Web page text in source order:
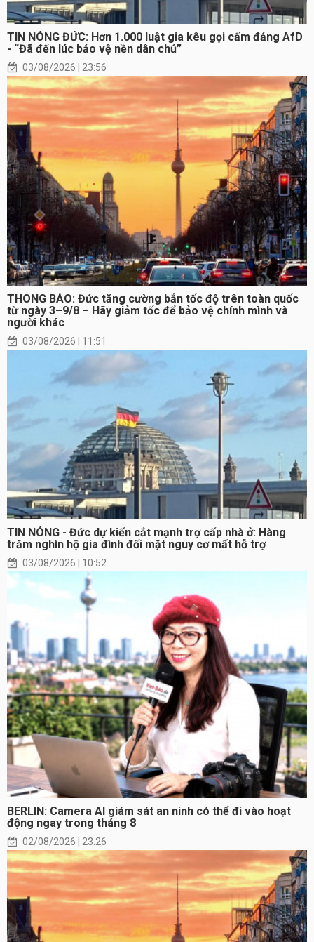
TIN NÓNG ĐỨC: Hơn 1.000 luật gia kêu gọi cấm đảng AfD
- “Đã đến lúc bảo vệ nền dân chủ”
03/08/2026 | 23:56
THÔNG BÁO: Đức tăng cường bắn tốc độ trên toàn quốc
từ ngày 3–9/8 – Hãy giảm tốc để bảo vệ chính mình và
người khác
03/08/2026 | 11:51
TIN NÓNG - Đức dự kiến cắt mạnh trợ cấp nhà ở: Hàng
trăm nghìn hộ gia đình đối mặt nguy cơ mất hỗ trợ
03/08/2026 | 10:52
BERLIN: Camera AI giám sát an ninh có thể đi vào hoạt
động ngay trong tháng 8
02/08/2026 | 23:26